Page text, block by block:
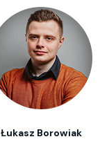
Łukasz Borowiak